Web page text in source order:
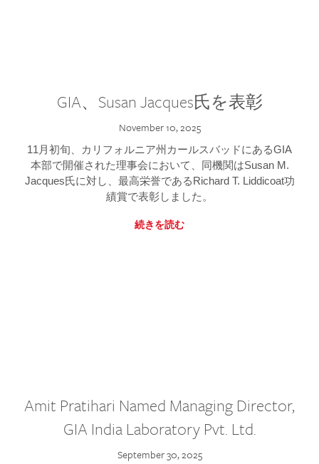
GIA、Susan Jacques氏を表彰
November 10, 2025
11月初旬、カリフォルニア州カールスバッドにあるGIA
本部で開催された理事会において、同機関はSusan M.
Jacques氏に対し、最高栄誉であるRichard T. Liddicoat功
績賞で表彰しました。
続きを読む
Amit Pratihari Named Managing Director,
GIA India Laboratory Pvt. Ltd.
September 30, 2025